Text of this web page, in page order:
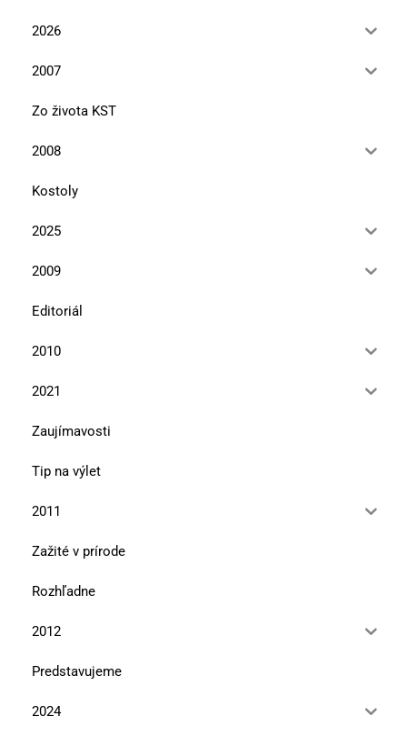
2026
2007
Zo života KST
2008
Kostoly
2025
2009
Editoriál
2010
2021
Zaujímavosti
Tip na výlet
2011
Zažité v prírode
Rozhľadne
2012
Predstavujeme
2024